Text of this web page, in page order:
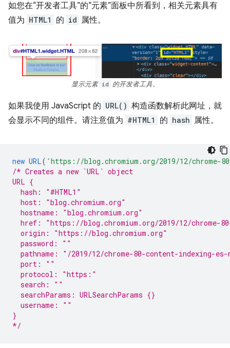
如您在“开发者工具”的“元素”面板中所看到，相关元素具有
值为 HTML1 的 id 属性。
显示元素 id 的开发者工具。
如果我使用 JavaScript 的 URL() 构造函数解析此网址，就
会显示不同的组件。请注意值为 #HTML1 的 hash 属性。
new URL( 'https://blog.chromium.org/2019/12/chrome-
/* Creates a new `URL` object
URL {
  hash: "#HTML1"
  host: "blog.chromium.org"
  hostname: "blog.chromium.org"
href: "https://blog.chromium.org/2019/12/chrome-
  origin: "https://blog.chromium.org"
  password: ""
pathname: "/2019/12/chrome-80-content-indexing-
  port: ""
  protocol: "https:"
  search: ""
  searchParams: URLSearchParams {}
  username: ""
}
*/